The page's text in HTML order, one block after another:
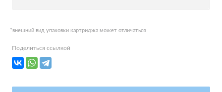
*внешний вид упаковки картриджа может отличаться
Поделиться ссылкой